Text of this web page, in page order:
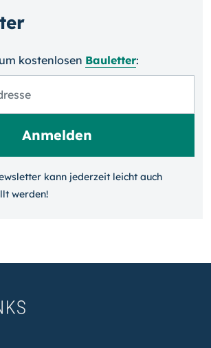
kosten­losen Bauletter:
kann jeder­zeit leicht auch
werden!